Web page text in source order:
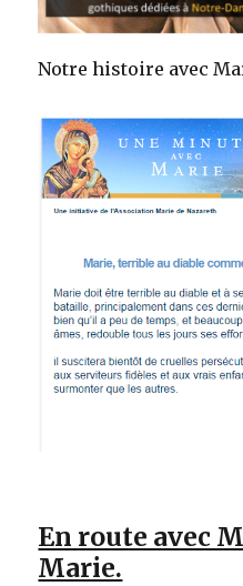
Notre histoire avec
En route avec
Marie.